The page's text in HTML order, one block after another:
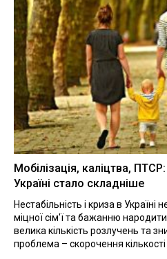
Мобілізація, каліцтва,
Україні стало складніше
Нестабільність і криза в
міцної сім'ї та бажанню
велика кількість розлучень та
проблема – скорочення кількості